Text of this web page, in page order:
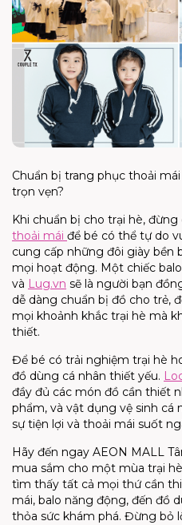
Chuẩn bị trang phục thoải
trọn vẹn?
Khi chuẩn bị cho trại hè,
thoải mái để bé có thể tự do
cung cấp những đôi giày bền
mọi hoạt động. Một chiếc balo
và Lug.vn sẽ là người bạn
dễ dàng chuẩn bị đồ cho trẻ,
mọi khoảnh khắc trại hè mà
thiết.
Để bé có trải nghiệm trại hè
đồ dùng cá nhân thiết yếu.
đầy đủ các món đồ cần thiết
phẩm, và vật dụng vệ sinh cá
sự tiện lợi và thoải mái suốt
Hãy đến ngay AEON MALL T
mua sắm cho một mùa trại hè
tìm thấy tất cả mọi thứ cần
mái, balo năng động, đến đồ
thỏa sức khám phá. Đừng bỏ